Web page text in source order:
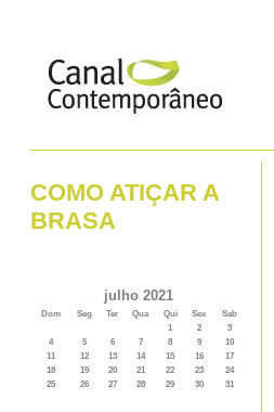
COMO ATIÇAR A
BRASA
julho 2021
Dom Seg Ter Qua Qui Sex
Sab
1
2
3
4
5 6 7 8 9
10
11
12 13 14 15 16
17
18
19 20 21 22 23
24
25
26 27 28 29 30 31